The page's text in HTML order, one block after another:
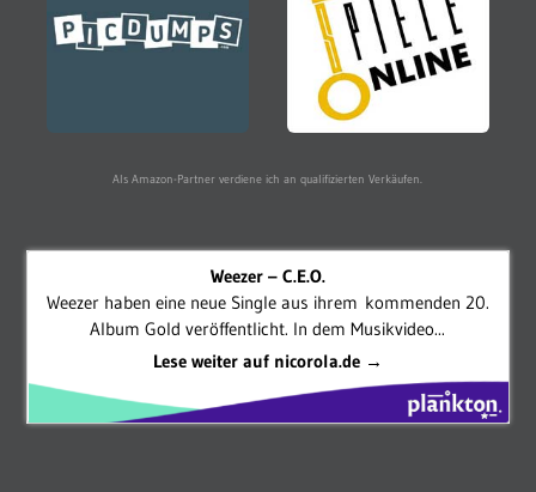
Als Amazon-Partner verdiene ich an qualifizierten Verkäufen.
Weezer – C.E.O.
Weezer haben eine neue Single aus ihrem kommenden 20.
Album Gold veröffentlicht. In dem Musikvideo...
Lese weiter auf nicorola.de →